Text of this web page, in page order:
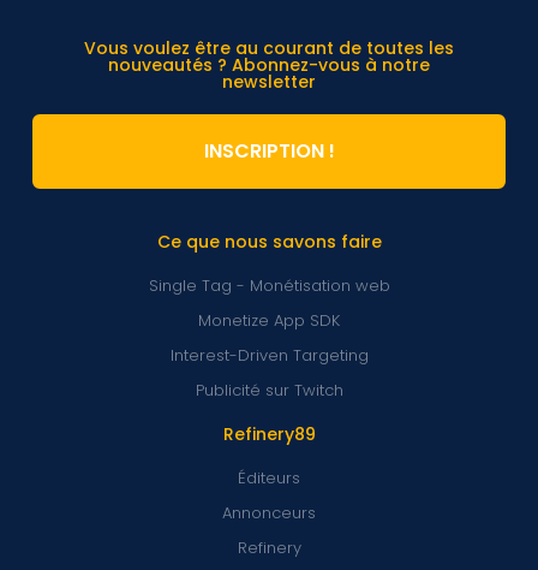
Refinery89
Éditeurs
Annonceurs
Refinery
Ce que nous savons faire
Single Tag - Monétisation web
Monetize App SDK
Interest-Driven Targeting
Publicité sur Twitch
Vous voulez être au courant de toutes les
nouveautés ? Abonnez-vous à notre
newsletter
INSCRIPTION !